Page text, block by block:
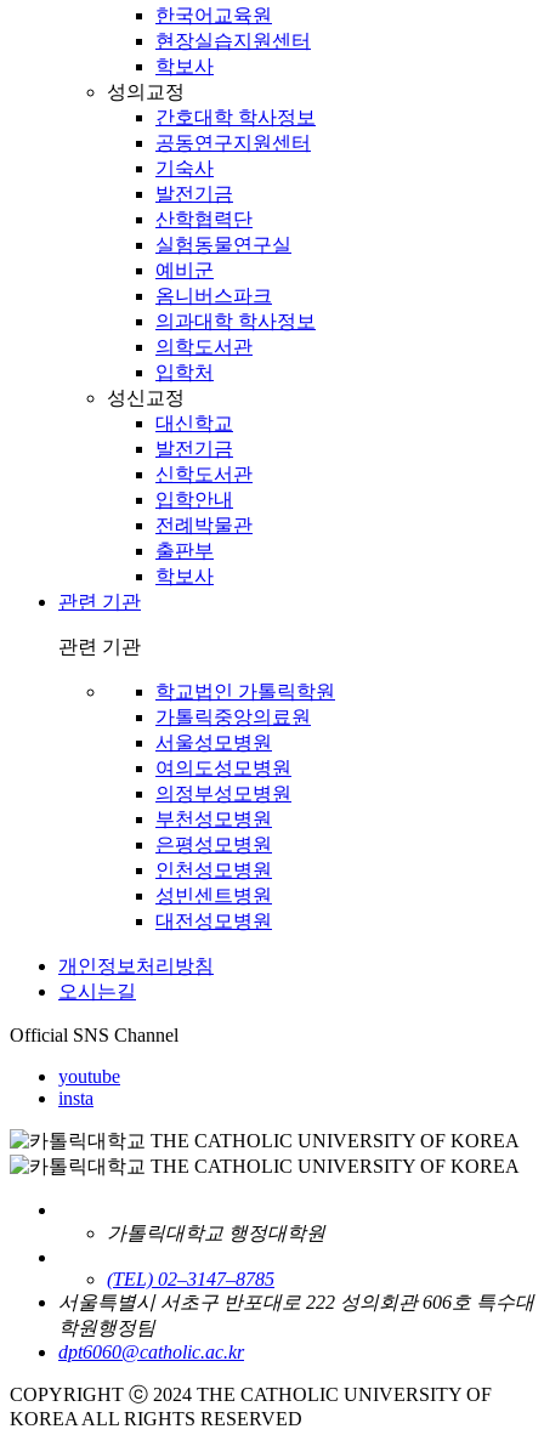
한국어교육원
현장실습지원센터
학보사
성의교정
간호대학 학사정보
공동연구지원센터
기숙사
발전기금
산학협력단
실험동물연구실
예비군
옴니버스파크
의과대학 학사정보
의학도서관
입학처
성신교정
대신학교
발전기금
신학도서관
입학안내
전례박물관
출판부
학보사
관련 기관
관련 기관
학교법인 가톨릭학원
가톨릭중앙의료원
서울성모병원
여의도성모병원
의정부성모병원
부천성모병원
은평성모병원
인천성모병원
성빈센트병원
대전성모병원
개인정보처리방침
오시는길
Official SNS Channel
youtube
insta
가톨릭대학교 행정대학원
(TEL) 02–3147–8785
서울특별시 서초구 반포대로 222 성의회관 606호 특수대
학원행정팀
dpt6060@catholic.ac.kr
COPYRIGHT ⓒ 2024 THE CATHOLIC UNIVERSITY OF
KOREA ALL RIGHTS RESERVED